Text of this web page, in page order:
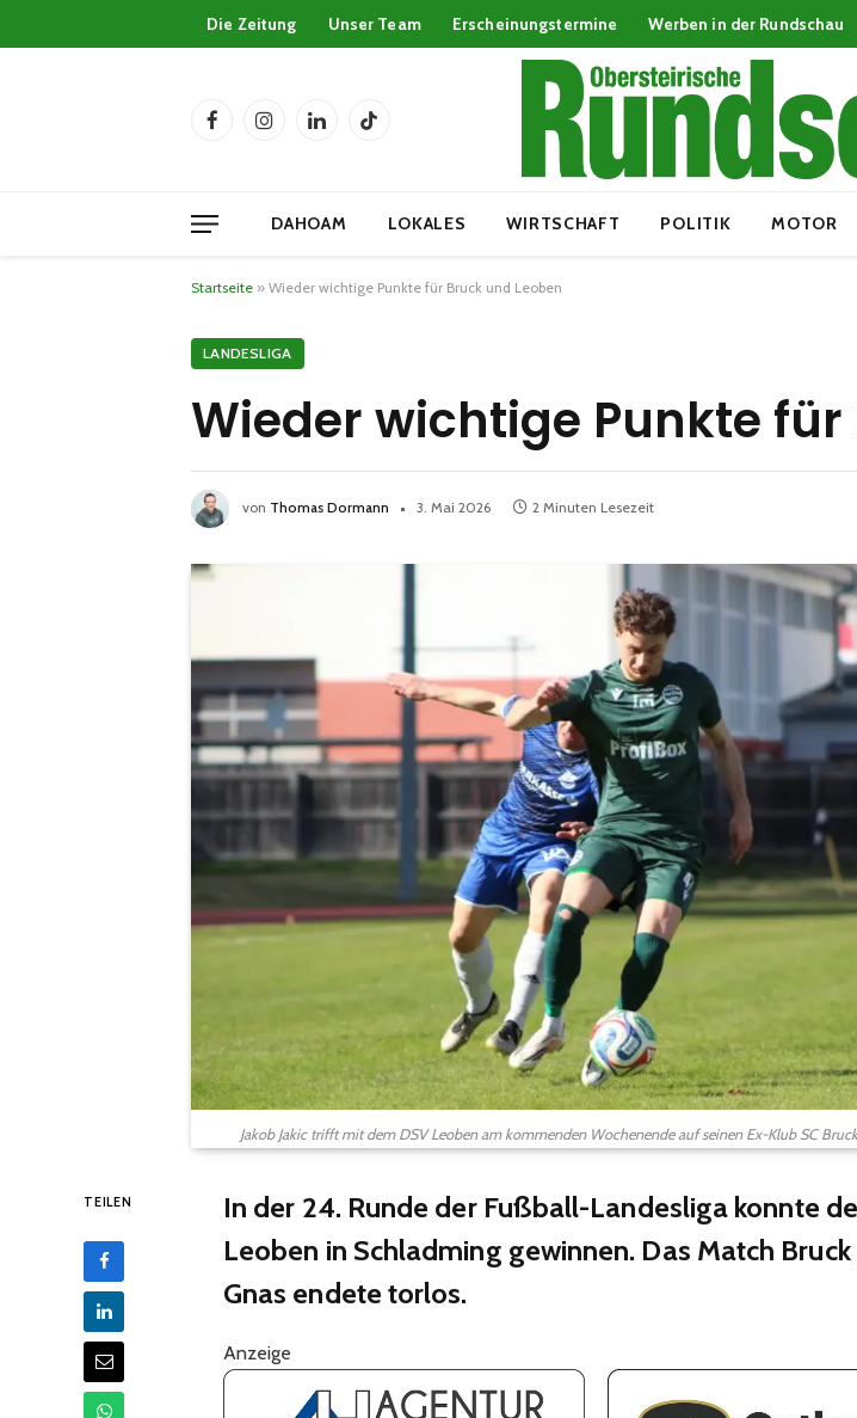
Die Zeitung Unser Team Erscheinungstermine Werben in der Rundschau
FacebookInstagramLinkedInTikTok
DAHOAM LOKALES WIRTSCHAFT POLITIK MOTOR
Startseite » Wieder wichtige Punkte für Bruck und Leoben
LANDESLIGA
Wieder wichtige Punkte
von Thomas Dormann 3. Mai 2026 2 Minuten Lesezeit
Jakob Jakic trifft mit dem DSV Leoben am kommenden Wochenende auf seinen Ex-Klub SC
TEILEN
In der 24. Runde der Fußball-Landesliga konnte
Leoben in Schladming gewinnen. Das Match
Gnas endete torlos.
Anzeige